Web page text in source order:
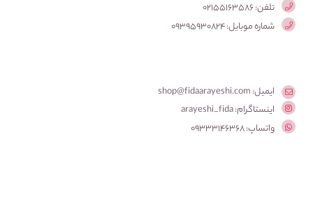
تلفن: 02155163586
شماره موبایل: 09395930824
ایمیل: shop@fidaarayeshi.com
اینستاگرام: arayeshi_fida
واتساپ: 09333146368